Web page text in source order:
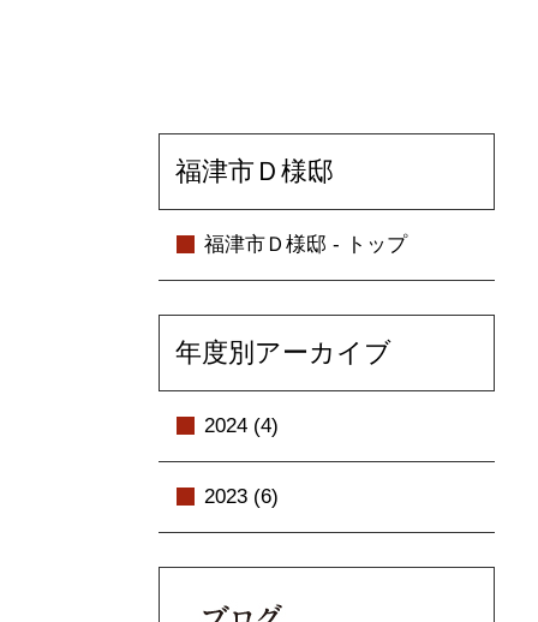
福津市Ｄ様邸
福津市Ｄ様邸 - トップ
年度別アーカイブ
2024 (4)
2023 (6)